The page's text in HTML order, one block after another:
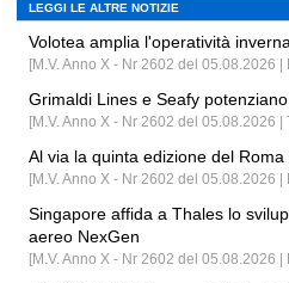
LEGGI LE ALTRE NOTIZIE
Volotea amplia l'operatività
[M.V. Anno X - Nr 2602 del 05.08.2026 |
Grimaldi Lines e Seafy
[M.V. Anno X - Nr 2602 del 05.08.2026 |
Al via la quinta edizione del
[M.V. Anno X - Nr 2602 del 05.08.2026 |
Singapore affida a Thales lo
aereo NexGen
[M.V. Anno X - Nr 2602 del 05.08.2026